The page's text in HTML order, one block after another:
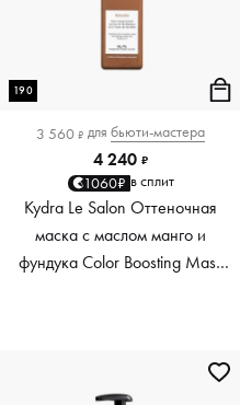
190
3 560 ₽ для бьюти-мастера
4 240 ₽
1060₽ в сплит
Kydra Le Salon Оттеночная
маска с маслом манго и
фундука Color Boosting Mask